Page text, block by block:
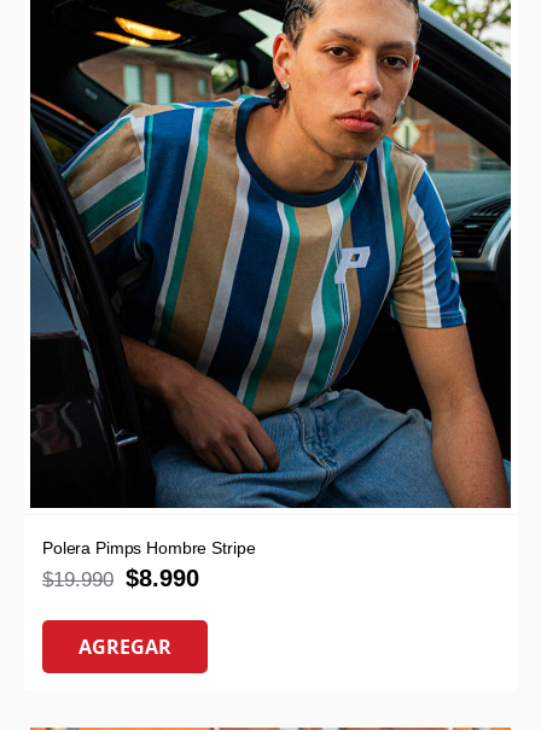
Polera Pimps Hombre Stripe
$19.990 $8.990
AGREGAR